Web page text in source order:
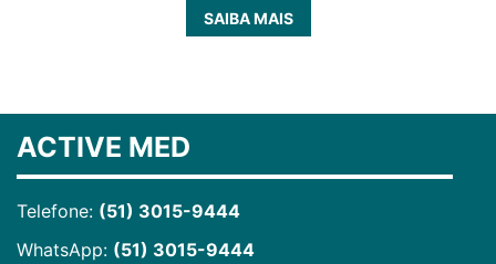
SAIBA MAIS
ACTIVE MED
Telefone: (51) 3015-9444
WhatsApp: (51) 3015-9444